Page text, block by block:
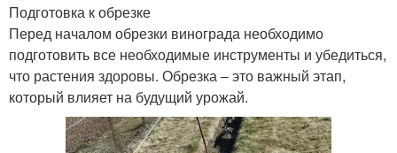
Подготовка к обрезке
Перед началом обрезки винограда необходимо
подготовить все необходимые инструменты и убедиться,
что растения здоровы. Обрезка – это важный этап,
который влияет на будущий урожай.